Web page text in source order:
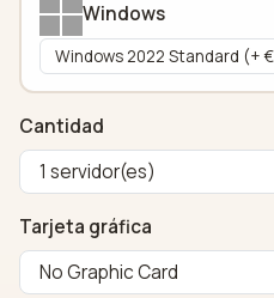
Windows
Cantidad
Tarjeta gráfica